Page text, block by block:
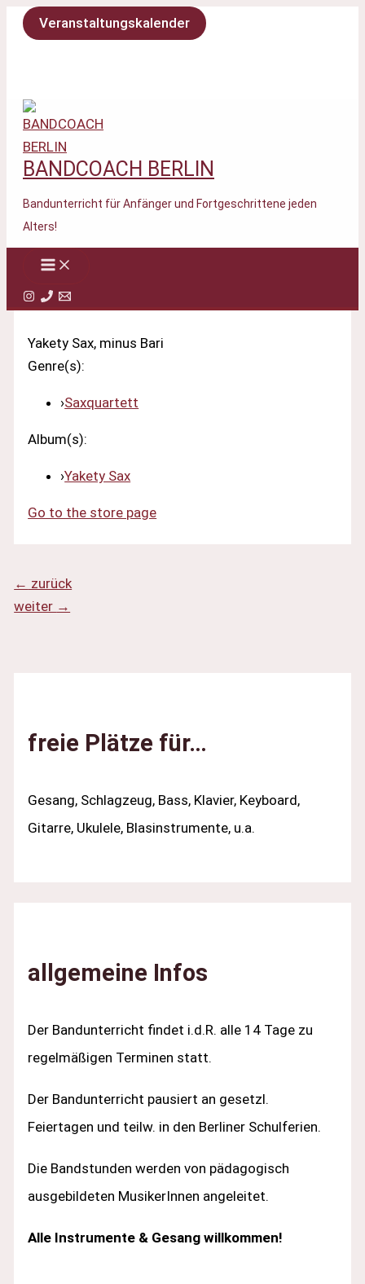
Zum
Inhalt
Veranstaltungskalender
BANDCOACH BERLIN
Bandunterricht für Anfänger und Fortgeschrittene jeden
Alters!
Yakety Sax, minus Bari
Genre(s):
›Saxquartett
Album(s):
›Yakety Sax
Go to the store page
← zurück
weiter →
freie Plätze für…
Gesang, Schlagzeug, Bass, Klavier, Keyboard,
Gitarre, Ukulele, Blasinstrumente, u.a.
allgemeine Infos
Der Bandunterricht findet i.d.R. alle 14 Tage zu
regelmäßigen Terminen statt.
Der Bandunterricht pausiert an gesetzl.
Feiertagen und teilw. in den Berliner Schulferien.
Die Bandstunden werden von pädagogisch
ausgebildeten MusikerInnen angeleitet.
Alle Instrumente & Gesang willkommen!